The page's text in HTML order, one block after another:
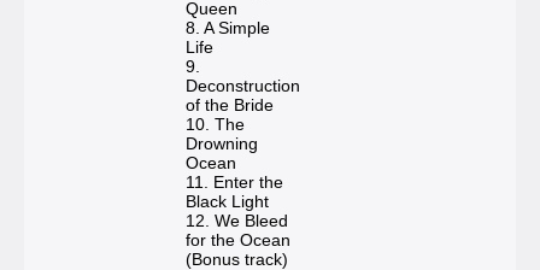
Queen
8. A Simple
Life
9.
Deconstruction
of the Bride
10. The
Drowning
Ocean
11. Enter the
Black Light
12. We Bleed
for the Ocean
(Bonus track)